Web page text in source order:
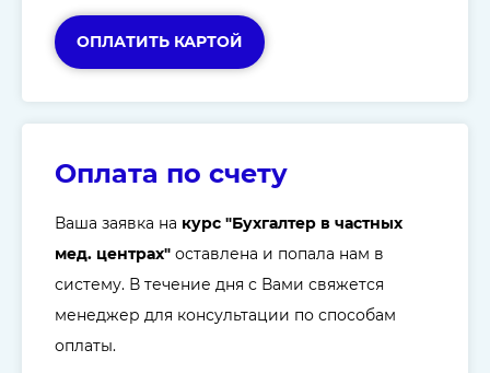
ОПЛАТИТЬ КАРТОЙ
Оплата по счету
Ваша заявка на курс "Бухгалтер в частных
мед. центрах" оставлена и попала нам в
систему. В течение дня с Вами свяжется
менеджер для консультации по способам
оплаты.